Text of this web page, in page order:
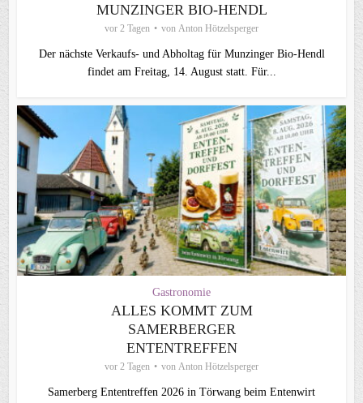
MUNZINGER BIO-HENDL
vor 2 Tagen von Anton Hötzelsperger
Der nächste Verkaufs- und Abholtag für Munzinger Bio-Hendl
findet am Freitag, 14. August statt. Für...
Gastronomie
ALLES KOMMT ZUM
SAMERBERGER
ENTENTREFFEN
vor 2 Tagen von Anton Hötzelsperger
Samerberg Ententreffen 2026 in Törwang beim Entenwirt